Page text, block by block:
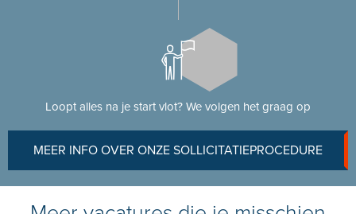
Loopt alles na je start vlot? We volgen het graag op
MEER INFO OVER ONZE SOLLICITATIEPROCEDURE